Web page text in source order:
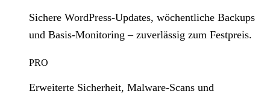
Sichere WordPress‑Updates, wöchentliche Backups
und Basis‑Monitoring – zuverlässig zum Festpreis.
PRO
Erweiterte Sicherheit, Malware‑Scans und